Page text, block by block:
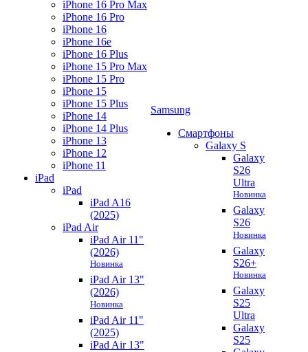
iPhone 16 Pro Max
iPhone 16 Pro
iPhone 16
iPhone 16e
iPhone 16 Plus
iPhone 15 Pro Max
iPhone 15 Pro
iPhone 15
iPhone 15 Plus
iPhone 14
iPhone 14 Plus
iPhone 13
iPhone 12
iPhone 11
iPad
iPad
iPad A16
(2025)
iPad Air
iPad Air 11"
(2026)
Новинка
iPad Air 13"
(2026)
Новинка
iPad Air 11"
(2025)
iPad Air 13"
Samsung
Смартфоны
Galaxy S
Galaxy
S26
Ultra
Новинка
Galaxy
S26
Новинка
Galaxy
S26+
Новинка
Galaxy
S25
Ultra
Galaxy
S25